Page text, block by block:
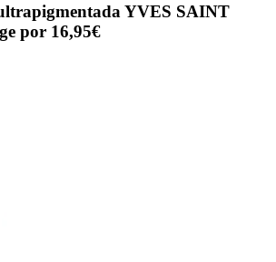
YVES SAINT
por 16,95€